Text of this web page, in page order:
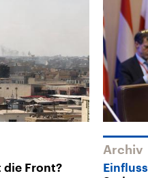
die Front?
Archiv